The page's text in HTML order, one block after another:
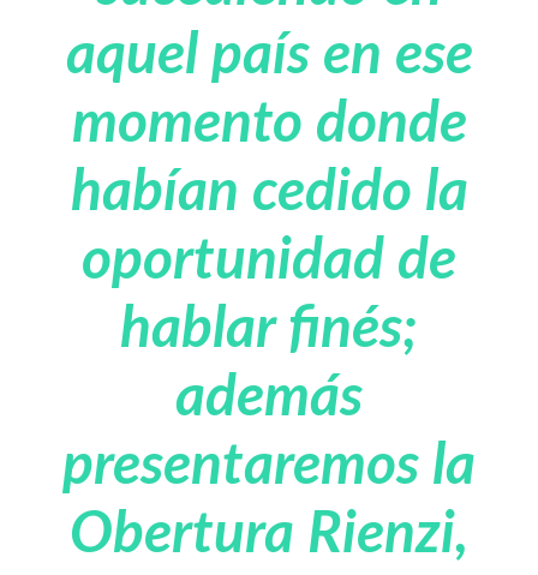
aquel país en ese
momento donde
habían cedido la
oportunidad de
hablar finés;
además
presentaremos la
Obertura Rienzi,